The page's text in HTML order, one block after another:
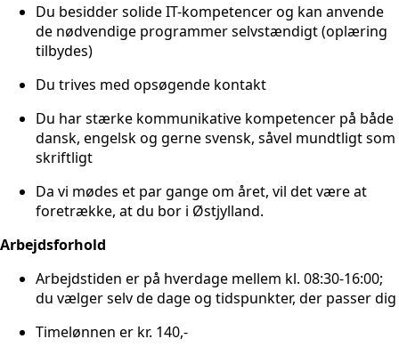
Du besidder solide IT-kompetencer og kan anvende
de nødvendige programmer selvstændigt (oplæring
tilbydes)
Du trives med opsøgende kontakt
Du har stærke kommunikative kompetencer på både
dansk, engelsk og gerne svensk, såvel mundtligt som
skriftligt
Da vi mødes et par gange om året, vil det være at
foretrække, at du bor i Østjylland.
Arbejdsforhold
Arbejdstiden er på hverdage mellem kl. 08:30-16:00;
du vælger selv de dage og tidspunkter, der passer dig
Timelønnen er kr. 140,-